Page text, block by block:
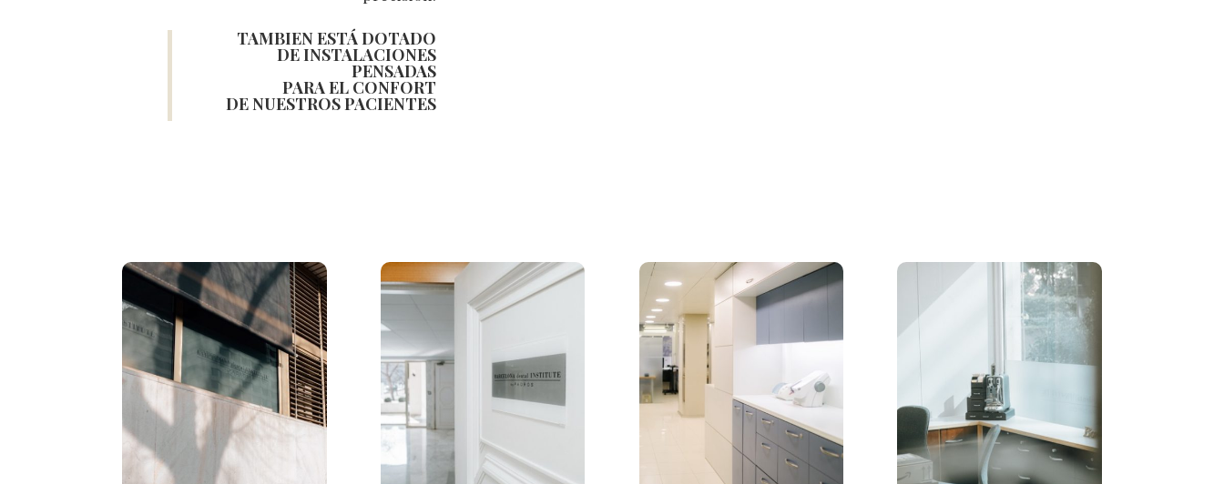
TAMBIEN ESTÁ DOTADO
DE INSTALACIONES
PENSADAS
PARA EL CONFORT
DE NUESTROS PACIENTES